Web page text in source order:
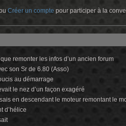
Créer un compte pour participer à la
remonter les infos d’un ancien forum
son Sr de 6.80 (Asso)
au démarrage
le nez d’un façon exagéré
en descendant le moteur remontant le
d’hélice